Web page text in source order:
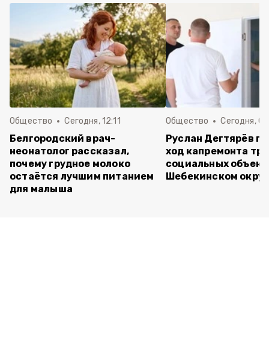
Общество Сегодня, 12:11
Белгородский врач-
неонатолог рассказал,
почему грудное молоко
остаётся лучшим питанием
для малыша
Общество Сегодня,
Руслан Дегтярёв
ход капремонта
социальных
Шебекинском